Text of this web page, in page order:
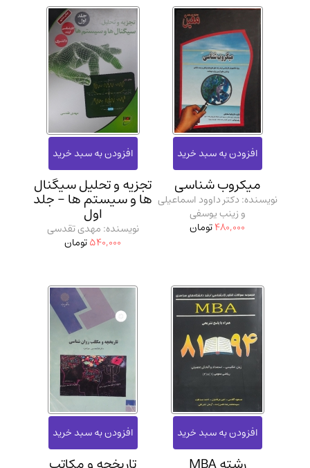
میکروب شناسی
نویسنده: دکتر داوود اسماعیلی
و زینب یوسفی
480,000تومان
تجزیه و تحلیل سیگنال
ها و سیستم ها - جلد
اول
نویسنده: مهدی تقدسی
540,000تومان